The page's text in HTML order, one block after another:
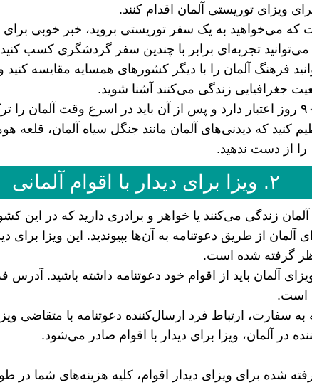
ویزای توریستی آلمان اقدام کنند.
که می‌خواهید به یک سفر توریستی بروید، خبر خوبی برای
تجربه‌ای برابر با چندین سفر گردشگری کسب
فرهنگ آلمان را با دیگر کشور‌های همسایه مقایسه کنید
جغرافیایی زندگی می‌کنند آشنا شوید.
ویزای توریستی فقط ۹۰ روز اعتبار دارد و پس از آن باید در اسرع وقت آلمان
کنید که دیدنی‌های آلمان مانند جنگل سیاه آلمان، قلعه
از دست ندهید.
۲. ویزا برای دیدار با اقوام آلمانی
آلمان زندگی می‌کنند یا خواهر و برادری دارید که در این
آلمان از طریق دعوتنامه به آن‌ها بپیوندید. این ویزا برای
گرفته شده است.
آلمان باید از اقوام خود دعوتنامه داشته باشید. آدرس
است.
به سفارت، ارتباط فرد ارسال‌کننده دعوتنامه با
در آلمان، ویزا برای دیدار با اقوام صادر می‌شود.
شده برای ویزای دیدار اقوام، کلیه هزینه‌های شما در